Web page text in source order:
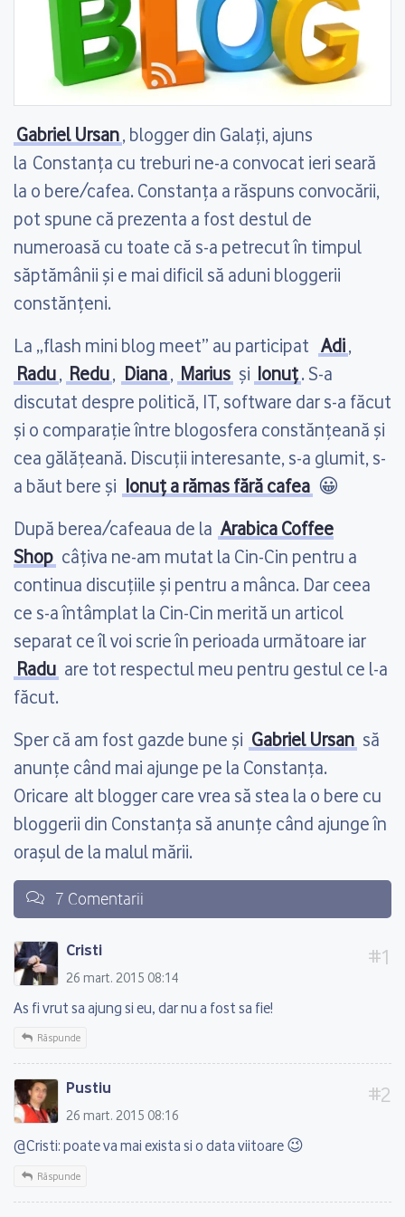
Gabriel Ursan, blogger din Galați, ajuns
la Constanța cu treburi ne-a convocat ieri seară
la o bere/cafea. Constanța a răspuns convocării,
pot spune că prezenta a fost destul de
numeroasă cu toate că s-a petrecut în timpul
săptămânii și e mai dificil să aduni bloggerii
constănțeni.
La „flash mini blog meet” au participat Adi,
Radu, Redu, Diana, Marius și Ionuț. S-a
discutat despre politică, IT, software dar s-a făcut
și o comparație între blogosfera constănțeană și
cea gălățeană. Discuții interesante, s-a glumit, s-
a băut bere și Ionuț a rămas fără cafea 😀
După berea/cafeaua de la Arabica Coffee
Shop câțiva ne-am mutat la Cin-Cin pentru a
continua discuțiile și pentru a mânca. Dar ceea
ce s-a întâmplat la Cin-Cin merită un articol
separat ce îl voi scrie în perioada următoare iar
Radu are tot respectul meu pentru gestul ce l-a
făcut.
Sper că am fost gazde bune și Gabriel Ursan să
anunțe când mai ajunge pe la Constanța.
Oricare alt blogger care vrea să stea la o bere cu
bloggerii din Constanța să anunțe când ajunge în
orașul de la malul mării.
7 Comentarii
Cristi
26 mart. 2015 08:14
As fi vrut sa ajung si eu, dar nu a fost sa fie!
Răspunde
Pustiu
26 mart. 2015 08:16
@Cristi: poate va mai exista si o data viitoare 😉
Răspunde